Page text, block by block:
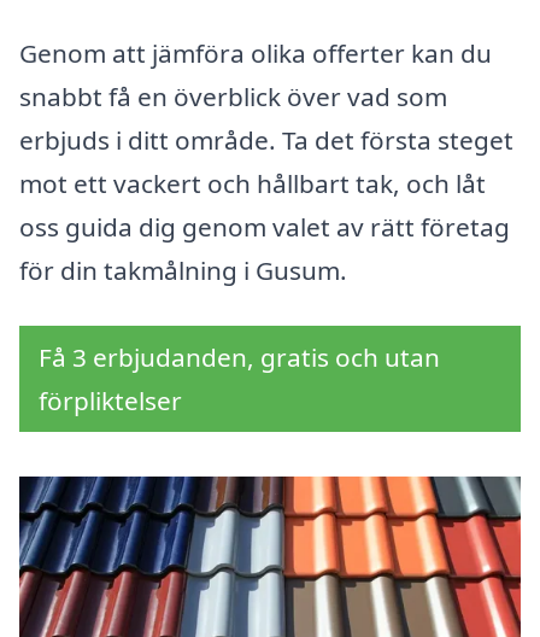
Genom att jämföra olika offerter kan du
snabbt få en överblick över vad som
erbjuds i ditt område. Ta det första steget
mot ett vackert och hållbart tak, och låt
oss guida dig genom valet av rätt företag
för din takmålning i Gusum.
Få 3 erbjudanden, gratis och utan
förpliktelser